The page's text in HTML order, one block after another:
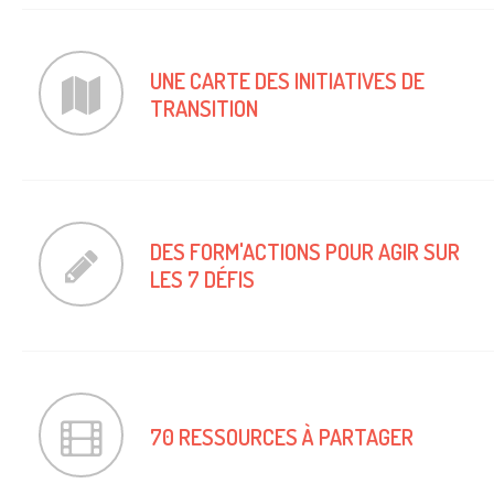
UNE CARTE DES INITIATIVES DE
TRANSITION
mouvement et que chacun peut y
contribuer !
DES FORM'ACTIONS POUR AGIR SUR
LES 7 DÉFIS
Pour comprendre les défis et découvrir
les actions que nous pouvons mener.
70 RESSOURCES À PARTAGER
accompagner le changement de celles et